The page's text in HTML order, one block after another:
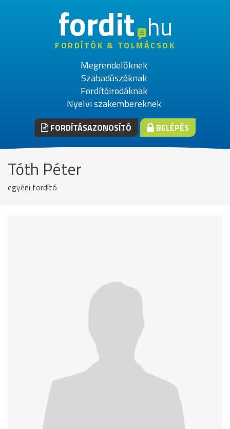
fordithu
FORDÍTÓK & TOLMÁCSOK
Megrendelőknek
Szabadúszóknak
Fordítóirodáknak
Nyelvi szakembereknek
FORDÍTÁSAZONOSÍTÓ BELÉPÉS
Tóth Péter
egyéni fordító